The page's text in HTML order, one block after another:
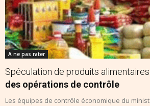
A ne pas rater
Spéculation de produits alimentaires
des opérations de contrôle
Les équipes de contrôle économique du